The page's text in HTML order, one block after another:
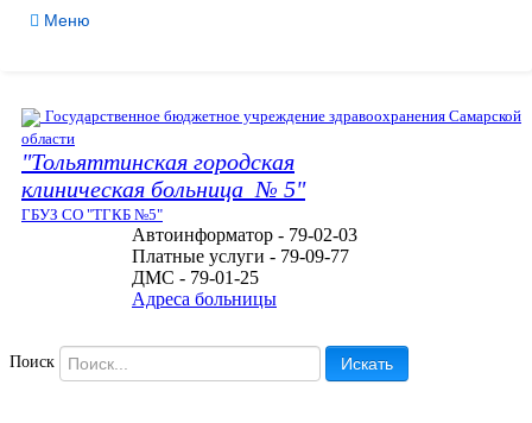
Меню
Обратная связь
Контакты
Мы в соцсетях
Государственное бюджетное учреждение здравоохранения Самарской
области
"Тольяттинская городская
клиническая больница № 5"
ГБУЗ СО "ТГКБ №5"
Автоинформатор - 79-02-03
Платные услуги - 79-09-77
ДМС - 79-01-25
Адреса больницы
Поиск Искать